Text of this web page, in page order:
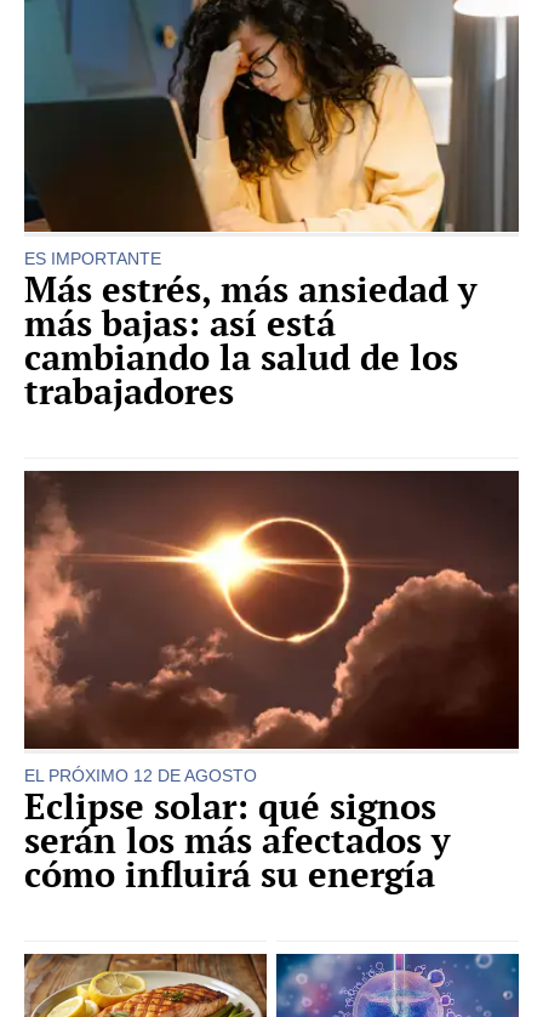
ES IMPORTANTE
Más estrés, más ansiedad y
más bajas: así está
cambiando la salud de los
trabajadores
EL PRÓXIMO 12 DE AGOSTO
Eclipse solar: qué signos
serán los más afectados y
cómo influirá su energía